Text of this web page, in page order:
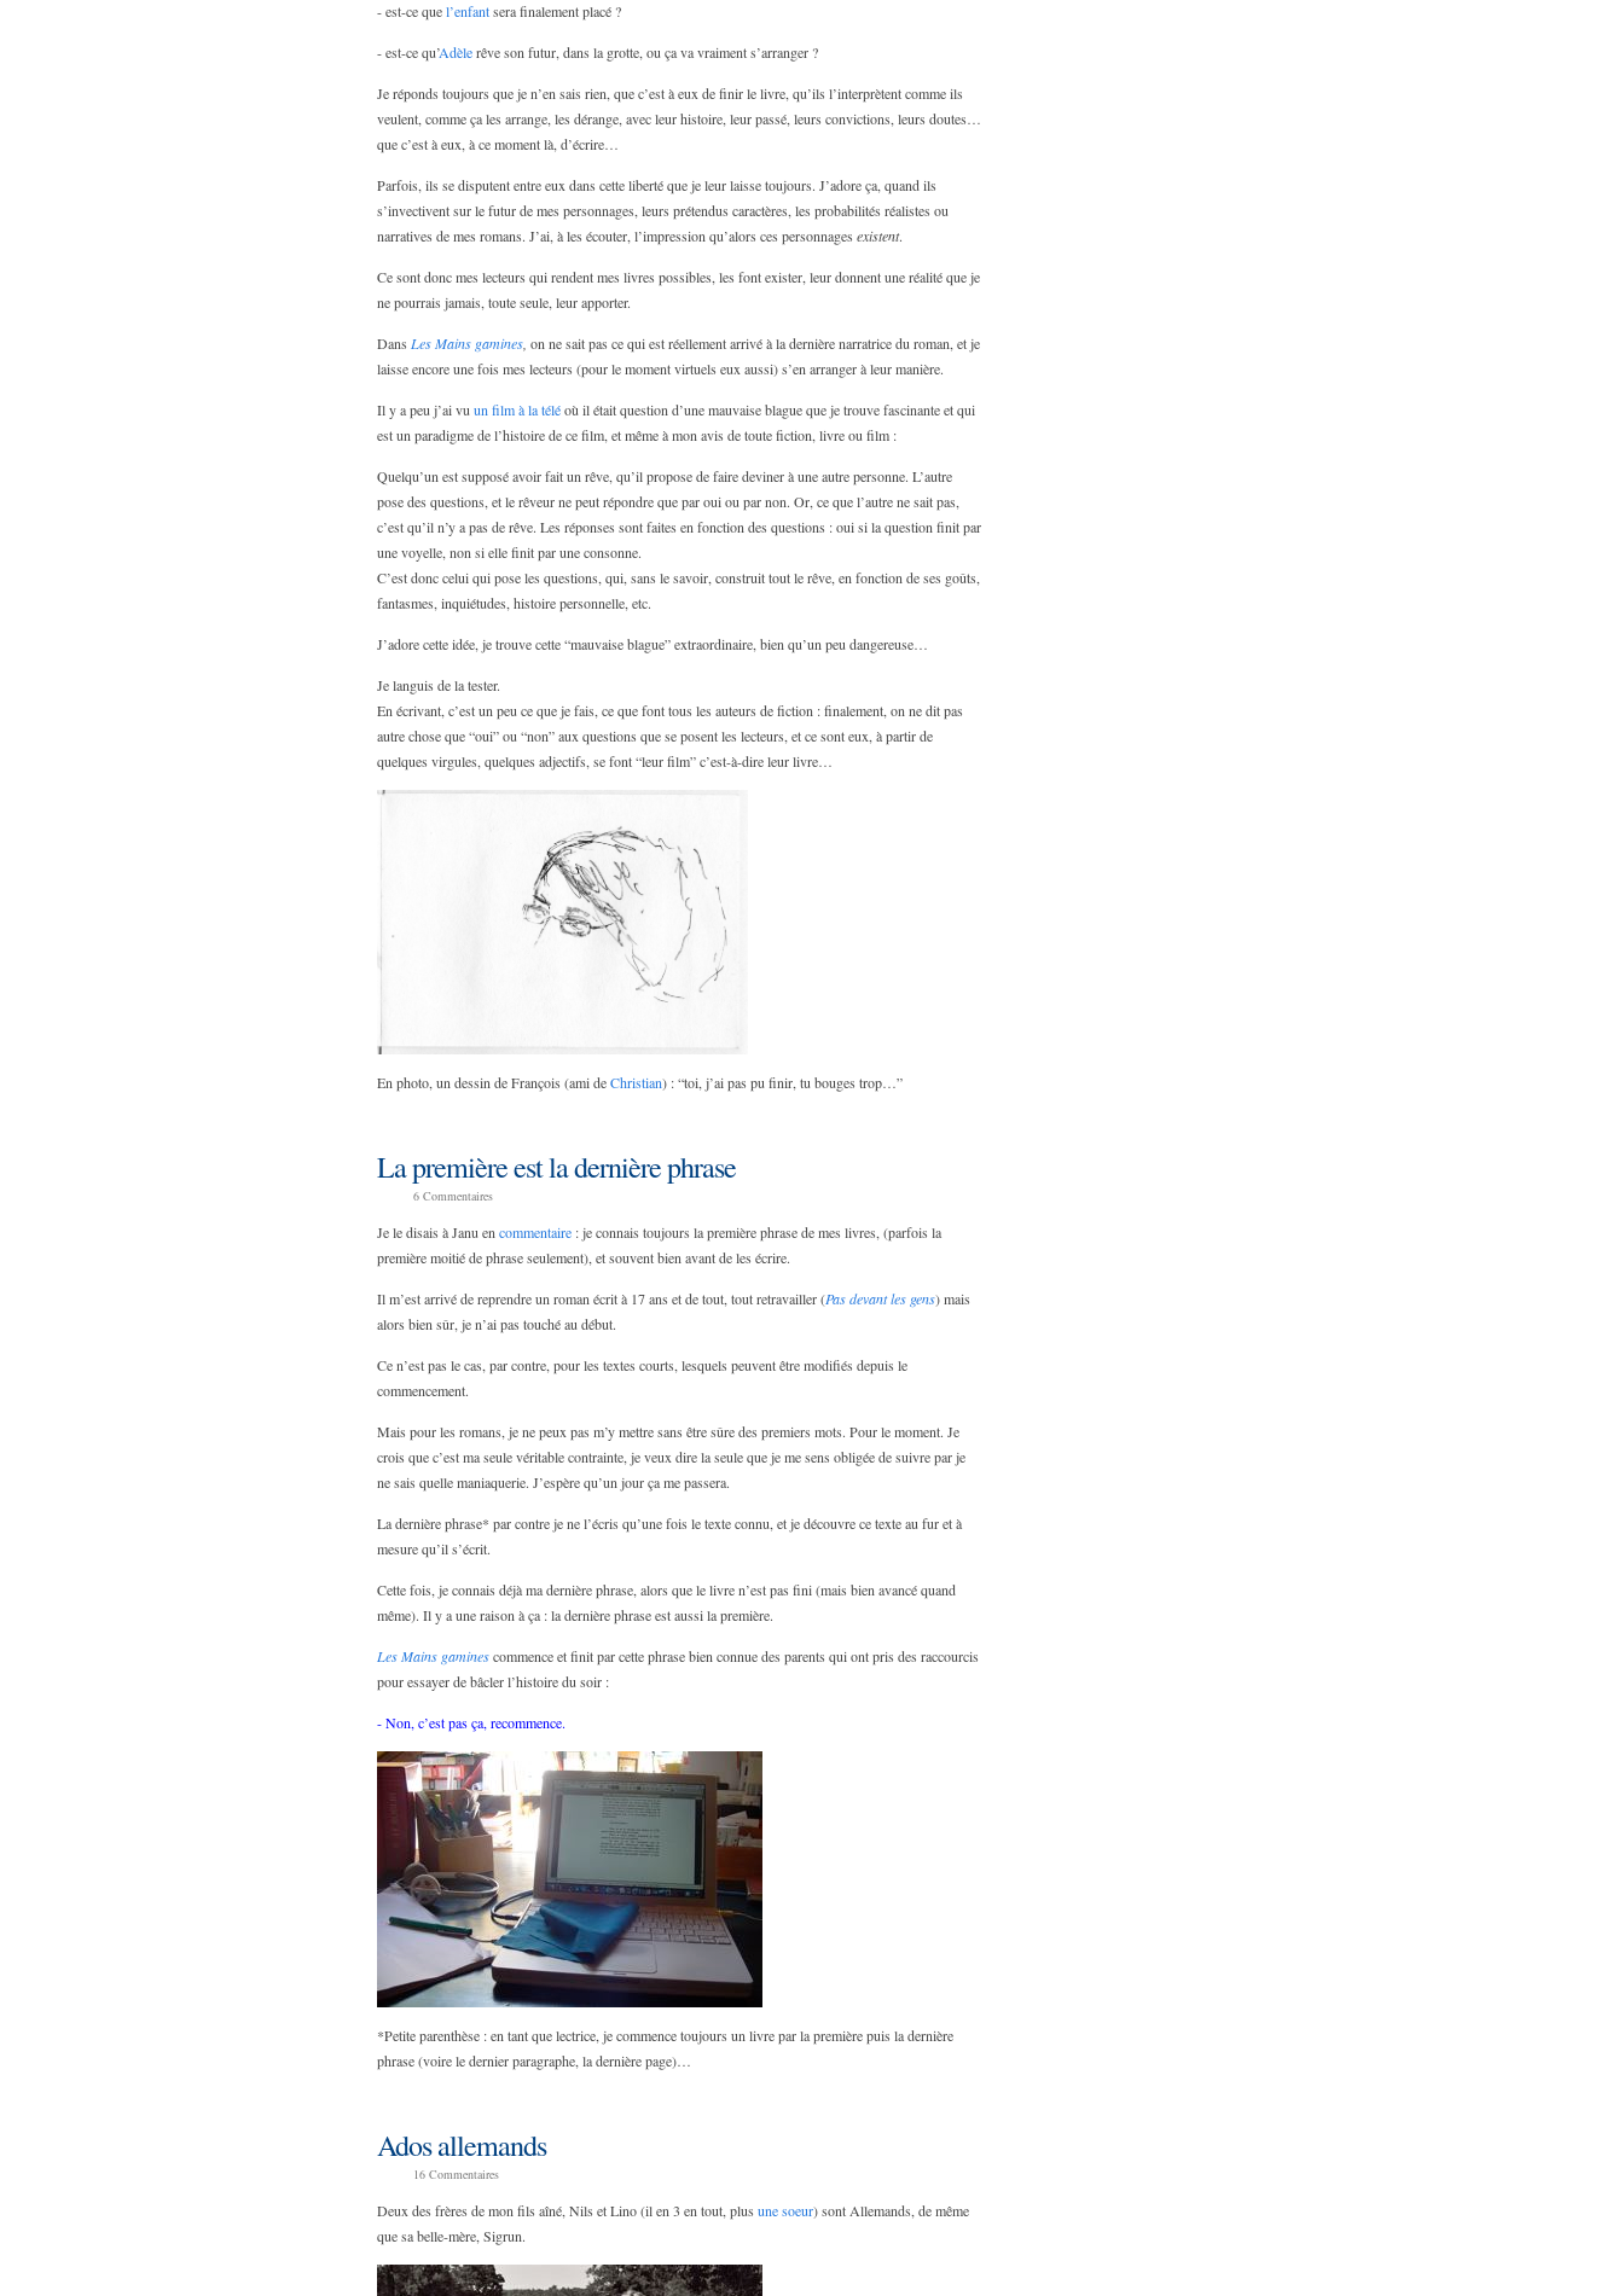
- est-ce quel’enfantsera finalement placé ?
- est-ce qu’Adèlerêve son futur, dans la grotte, ou ça va vraiment s’arranger ?
Je réponds toujours que je n’en sais rien, que c’est à eux de finir le livre, qu’ils l’interprètent comme ils
veulent, comme ça les arrange, les dérange, avec leur histoire, leur passé, leurs convictions, leurs doutes…
que c’est à eux, à ce moment là, d’écrire…
Parfois, ils se disputent entre eux dans cette liberté que je leur laisse toujours. J’adore ça, quand ils
s’invectivent sur le futur de mes personnages, leurs prétendus caractères, les probabilités réalistes ou
narratives de mes romans. J’ai, à les écouter, l’impression qu’alors ces personnages existent.
Ce sont donc mes lecteurs qui rendent mes livres possibles, les font exister, leur donnent une réalité que je
ne pourrais jamais, toute seule, leur apporter.
Dans Les Mains gamines on ne sait pas ce qui est réellement arrivé à la dernière narratrice du roman, et je
laisse encore une fois mes lecteurs (pour le moment virtuels eux aussi) s’en arranger à leur manière.
Il y a peu j’ai vu un film à la téléoù il était question d’une mauvaise blague que je trouve fascinante et qui
est un paradigme de l’histoire de ce film, et même à mon avis de toute fiction, livre ou film :
Quelqu’un est supposé avoir fait un rêve, qu’il propose de faire deviner à une autre personne. L’autre
pose des questions, et le rêveur ne peut répondre que par oui ou par non. Or, ce que l’autre ne sait pas,
c’est qu’il n’y a pas de rêve. Les réponses sont faites en fonction des questions : oui si la question finit par
une voyelle, non si elle finit par une consonne.
C’est donc celui qui pose les questions, qui, sans le savoir, construit tout le rêve, en fonction de ses goûts,
fantasmes, inquiétudes, histoire personnelle, etc.
J’adore cette idée, je trouve cette “mauvaise blague” extraordinaire, bien qu’un peu dangereuse…
Je languis de la tester.
En écrivant, c’est un peu ce que je fais, ce que font tous les auteurs de fiction : finalement, on ne dit pas
autre chose que “oui” ou “non” aux questions que se posent les lecteurs, et ce sont eux, à partir de
quelques virgules, quelques adjectifs, se font “leur film” c’est-à-dire leur livre…
En photo, un dessin de François (ami deChristian) : “toi, j’ai pas pu finir, tu bouges trop…”
La première est la dernière phrase
6 Commentaires
Je le disais à Janu en commentaire : je connais toujours la première phrase de mes livres, (parfois la
première moitié de phrase seulement), et souvent bien avant de les écrire.
Il m’est arrivé de reprendre un roman écrit à 17 ans et de tout, tout retravailler (Pas devant les gens) mais
alors bien sûr, je n’ai pas touché au début.
Ce n’est pas le cas, par contre, pour les textes courts, lesquels peuvent être modifiés depuis le
commencement.
Mais pour les romans, je ne peux pas m’y mettre sans être sûre des premiers mots. Pour le moment. Je
crois que c’est ma seule véritable contrainte, je veux dire la seule que je me sens obligée de suivre par je
ne sais quelle maniaquerie. J’espère qu’un jour ça me passera.
La dernière phrase* par contre je ne l’écris qu’une fois le texte connu, et je découvre ce texte au fur et à
mesure qu’il s’écrit.
Cette fois, je connais déjà ma dernière phrase, alors que le livre n’est pas fini (mais bien avancé quand
même). Il y a une raison à ça : la dernière phrase est aussi la première.
Les Mains gaminescommence et finit par cette phrase bien connue des parents qui ont pris des raccourcis
pour essayer de bâcler l’histoire du soir :
- Non, c’est pas ça, recommence.
*Petite parenthèse : en tant que lectrice, je commence toujours un livre par la première puis la dernière
phrase (voire le dernier paragraphe, la dernière page)…
Ados allemands
16 Commentaires
Deux des frères de mon fils aîné, Nils et Lino (il en 3 en tout, plus une soeur) sont Allemands, de même
que sa belle-mère, Sigrun.